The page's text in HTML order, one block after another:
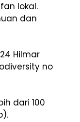
lokal.
dan
Hilmar
no
dari 100